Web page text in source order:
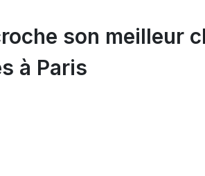
son meilleur
à Paris